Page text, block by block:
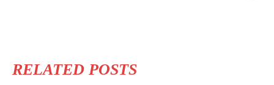
RELATED POSTS